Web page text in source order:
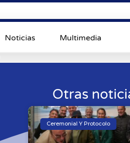
Noticias Multimedia
Otras
Ceremonial Y Protocolo